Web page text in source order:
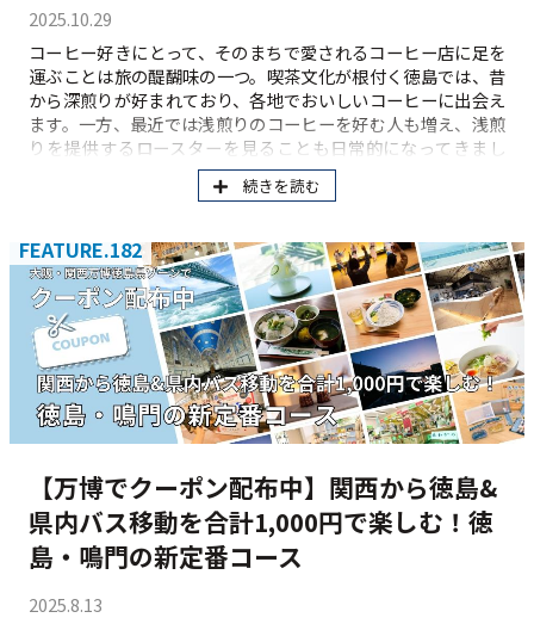
2025.10.29
コーヒー好きにとって、そのまちで愛されるコーヒー店に足を
運ぶことは旅の醍醐味の一つ。喫茶文化が根付く徳島では、昔
から深煎りが好まれており、各地でおいしいコーヒーに出会え
ます。一方、最近では浅煎りのコーヒーを好む人も増え、浅煎
りを提供するロースターを見ることも日常的になってきまし
た。今回は、おいしい浅煎りを提供するコーヒー店をめぐり、
その楽しみ方とおすすめを伺ってきました。
続きを読む
FEATURE.182
【万博でクーポン配布中】関西から徳島&
県内バス移動を合計1,000円で楽しむ！徳
島・鳴門の新定番コース
2025.8.13